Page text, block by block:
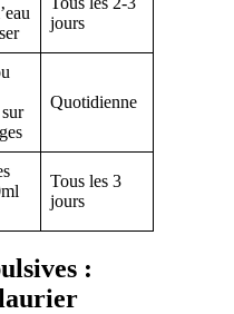
jours
Quotidienne
Tous les 3
jours
: